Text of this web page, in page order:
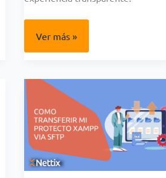
Guía
de
Ver más »